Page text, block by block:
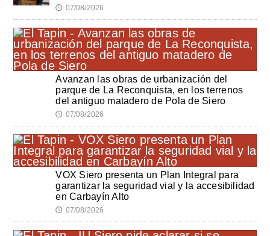
🕔 07/08/2026
Avanzan las obras de urbanización del
parque de La Reconquista, en los terrenos
del antiguo matadero de Pola de Siero
🕔 07/08/2026
VOX Siero presenta un Plan Integral para
garantizar la seguridad vial y la accesibilidad
en Carbayín Alto
🕔 07/08/2026